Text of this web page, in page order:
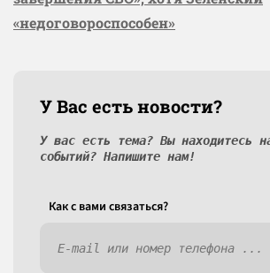
«недоговороспособен»
У Вас есть новости?
У вас есть тема? Вы находитесь
событий? Напишите нам!
Как c вами связаться?